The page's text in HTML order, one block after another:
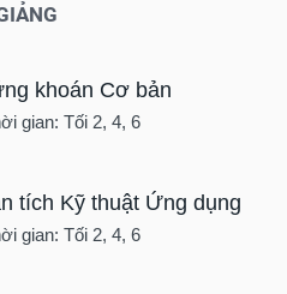
khoán Cơ bản
gian: Tối 2, 4, 6
tích Kỹ thuật Ứng dụng
gian: Tối 2, 4, 6